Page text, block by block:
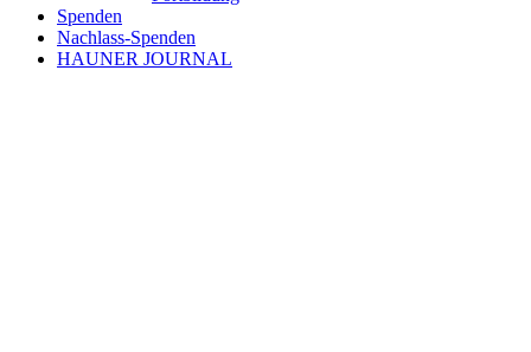
Spenden
Nachlass-Spenden
HAUNER JOURNAL